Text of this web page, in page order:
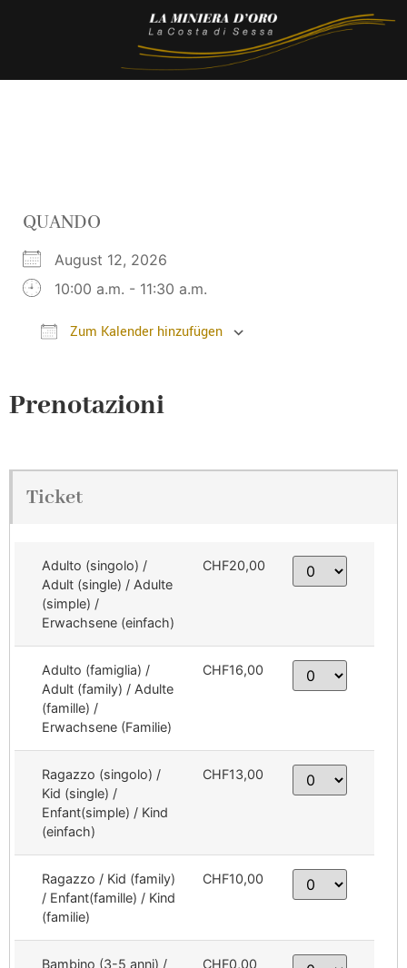
QUANDO
August 12, 2026
10:00 a.m. - 11:30 a.m.
Zum Kalender hinzufügen
Prenotazioni
Ticket
Adulto (singolo) /
Adult (single) / Adulte
(simple) /
Erwachsene (einfach)
CHF20,00
Adulto (famiglia) /
Adult (family) / Adulte
(famille) /
Erwachsene (Familie)
CHF16,00
Ragazzo (singolo) /
Kid (single) /
Enfant(simple) / Kind
(einfach)
CHF13,00
Ragazzo / Kid (family)
/ Enfant(famille) / Kind
(familie)
CHF10,00
Bambino (3-5 anni) /
CHF0,00